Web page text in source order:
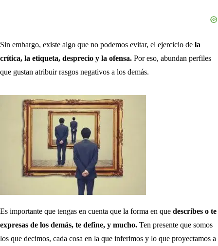
Sin embargo, existe algo que no podemos evitar, el ejercicio de la
crítica, la etiqueta, desprecio y la ofensa. Por eso, abundan perfiles
que gustan atribuir rasgos negativos a los demás.
Es importante que tengas en cuenta que la forma en que describes o te
expresas de los demás, te define, y mucho. Ten presente que somos
los que decimos, cada cosa en la que inferimos y lo que proyectamos a